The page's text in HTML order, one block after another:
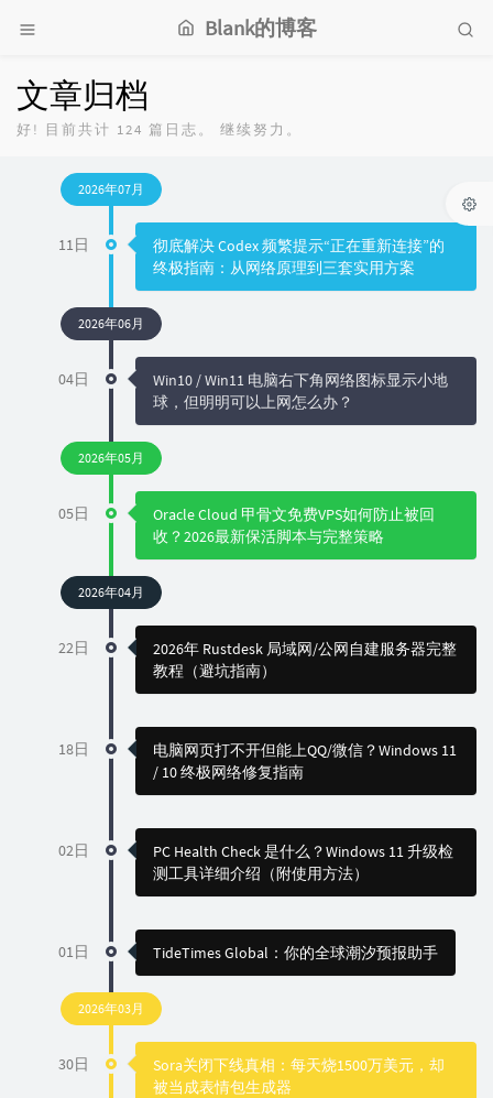
Blank的博客
文章归档
好! 目前共计 124 篇日志。 继续努力。
2026年07月
11日
彻底解决 Codex 频繁提示“正在重新连接”的
终极指南：从网络原理到三套实用方案
2026年06月
04日
Win10 / Win11 电脑右下角网络图标显示小地
球，但明明可以上网怎么办？
2026年05月
05日
Oracle Cloud 甲骨文免费VPS如何防止被回
收？2026最新保活脚本与完整策略
2026年04月
22日
2026年 Rustdesk 局域网/公网自建服务器完整
教程（避坑指南）
18日
电脑网页打不开但能上QQ/微信？Windows 11
/ 10 终极网络修复指南
02日
PC Health Check 是什么？Windows 11 升级检
测工具详细介绍（附使用方法）
01日 TideTimes Global：你的全球潮汐预报助手
2026年03月
30日
Sora关闭下线真相：每天烧1500万美元，却
被当成表情包生成器